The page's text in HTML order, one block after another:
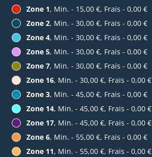
Zone 1, Min. - 15,00 €, Frais - 0,00 €
Zone 2, Min. - 30,00 €, Frais - 0,00 €
Zone 4, Min. - 30,00 €, Frais - 0,00 €
Zone 5, Min. - 30,00 €, Frais - 0,00 €
Zone 7, Min. - 30,00 €, Frais - 0,00 €
Zone 16, Min. - 30,00 €, Frais - 0,00 €
Zone 3, Min. - 45,00 €, Frais - 0,00 €
Zone 14, Min. - 45,00 €, Frais - 0,00 €
Zone 17, Min. - 45,00 €, Frais - 0,00 €
Zone 6, Min. - 55,00 €, Frais - 0,00 €
Zone 11, Min. - 55,00 €, Frais - 0,00 €